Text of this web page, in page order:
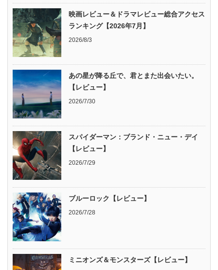
映画レビュー＆ドラマレビュー総合アクセス
ランキング【2026年7月】
2026/8/3
あの星が降る丘で、君とまた出会いたい。
【レビュー】
2026/7/30
スパイダーマン：ブランド・ニュー・デイ
【レビュー】
2026/7/29
ブルーロック【レビュー】
2026/7/28
ミニオンズ＆モンスターズ【レビュー】